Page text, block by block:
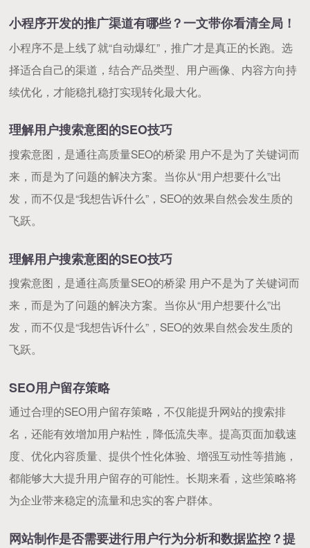
小程序开发的推广渠道有哪些？一文带你看清全局！
小程序不是上线了就“自动爆红”，推广才是真正的长跑。选
择适合自己的渠道，结合产品类型、用户画像、内容方向持
续优化，才能稳扎稳打实现转化最大化。
理解用户搜索意图的SEO技巧
搜索意图，是通往高质量SEO的桥梁 用户不是为了关键词而
来，而是为了问题的解决方案。当你从“用户想要什么”出
发，而不仅是“我想告诉什么”，SEO的效果自然会发生质的
飞跃。
理解用户搜索意图的SEO技巧
搜索意图，是通往高质量SEO的桥梁 用户不是为了关键词而
来，而是为了问题的解决方案。当你从“用户想要什么”出
发，而不仅是“我想告诉什么”，SEO的效果自然会发生质的
飞跃。
SEO用户留存策略
通过合理的SEO用户留存策略，不仅能提升网站的搜索排
名，还能有效增加用户粘性，降低流失率。提高页面加载速
度、优化内容质量、提供个性化体验、增强互动性等措施，
都能够大大提升用户留存的可能性。长期来看，这些策略将
为企业带来稳定的流量和忠实的客户群体。
网站制作是否需要进行用户行为分析和数据监控？提